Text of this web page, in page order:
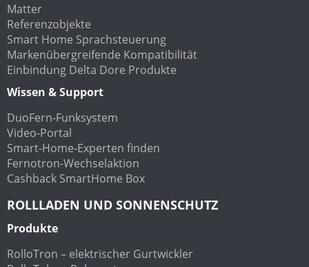
Matter
Referenzobjekte
Smart Home Sprachsteuerung
Markenübergreifende Kompatibilität
Einbindung Delta Dore Produkte
Wissen & Support
DuoFern-Funksystem
Video-Portal
Smart-Home-Experten finden
Fernotron-Wechselaktion
Cashback SmartHome Box
ROLLLADEN UND SONNENSCHUTZ
Produkte
RolloTron – elektrischer Gurtwickler